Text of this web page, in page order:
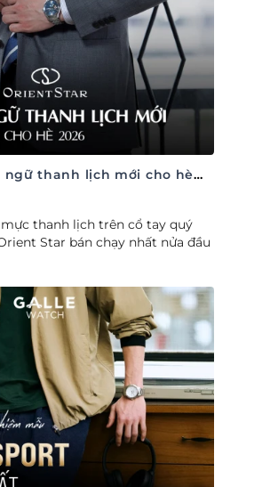
ngữ thanh lịch mới cho hè
thanh lịch trên cổ tay quý
Star bán chạy nhất nửa đầu